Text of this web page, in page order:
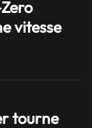
vitesse
tourne